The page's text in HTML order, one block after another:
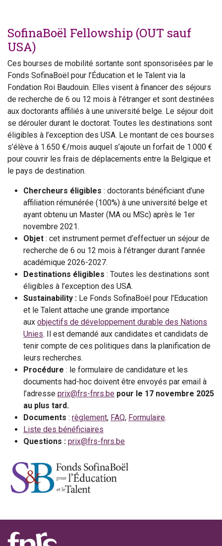
SofinaBoël Fellowship (OUT sauf
USA)
Ces bourses de mobilité sortante sont sponsorisées par le
Fonds SofinaBoël pour l’Éducation et le Talent via la
Fondation Roi Baudouin. Elles visent à financer des séjours
de recherche de 6 ou 12 mois à l’étranger et sont destinées
aux doctorants affiliés à une université belge. Le séjour doit
se dérouler durant le doctorat. Toutes les destinations sont
éligibles à l’exception des USA. Le montant de ces bourses
s’élève à 1.650 €/mois auquel s’ajoute un forfait de 1.000 €
pour couvrir les frais de déplacements entre la Belgique et
le pays de destination.
Chercheurs éligibles : doctorants bénéficiant d’une
affiliation rémunérée (100%) à une université belge et
ayant obtenu un Master (MA ou MSc) après le 1er
novembre 2021.
Objet : cet instrument permet d’effectuer un séjour de
recherche de 6 ou 12 mois à l’étranger durant l’année
académique 2026-2027.
Destinations éligibles : Toutes les destinations sont
éligibles à l’exception des USA.
Sustainability : Le Fonds SofinaBoël pour l'Education
et le Talent attache une grande importance
aux objectifs de développement durable des Nations
Unies. Il est demandé aux candidates et candidats de
tenir compte de ces politiques dans la planification de
leurs recherches.
Procédure : le formulaire de candidature et les
documents had-hoc doivent être envoyés par email à
l’adresse prix@frs-fnrs.be pour le 17 novembre 2025
au plus tard.
Documents : règlement, FAQ, Formulaire.
Liste des bénéficiaires
Questions : prix@frs-fnrs.be